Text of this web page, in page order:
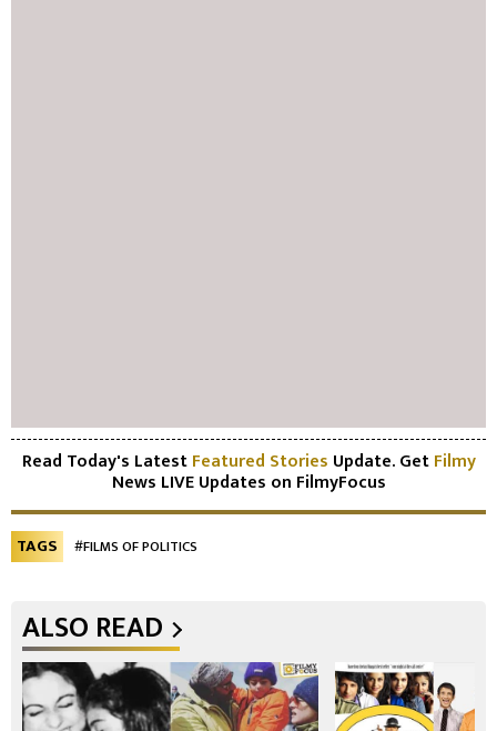
Read Today's LatestFeatured Stories Update. GetFilmy
News LIVE Updates on FilmyFocus
TAGS #FILMS OF POLITICS
ALSO READ